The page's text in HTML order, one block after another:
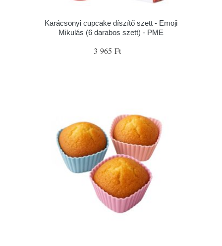
Karácsonyi cupcake díszítő szett - Emoji
Mikulás (6 darabos szett) - PME
3 965 Ft